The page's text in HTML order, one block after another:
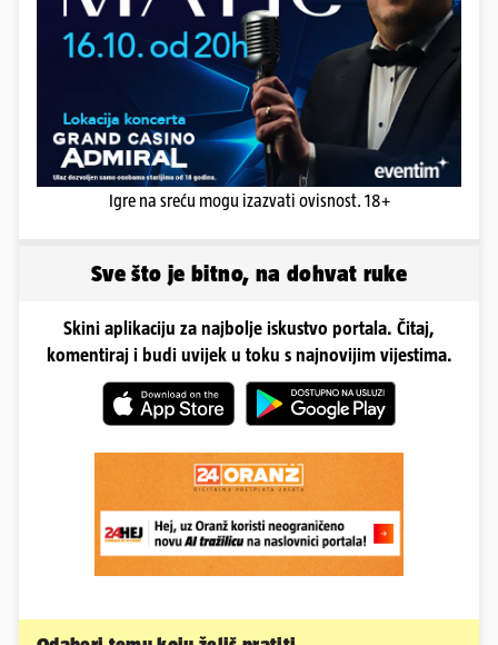
Igre na sreću mogu izazvati ovisnost. 18+
Sve što je bitno, na dohvat ruke
Skini aplikaciju za najbolje iskustvo portala. Čitaj,
komentiraj i budi uvijek u toku s najnovijim vijestima.